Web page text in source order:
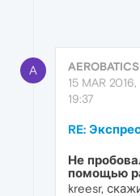
A
AEROBATICS
15 MAR 2016,
19:37
RE:
Не
помощью
kreesr,